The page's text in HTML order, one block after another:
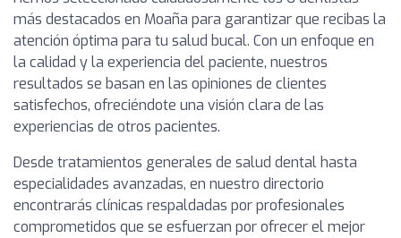
más destacados en Moaña para garantizar que recibas la
atención óptima para tu salud bucal. Con un enfoque en
la calidad y la experiencia del paciente, nuestros
resultados se basan en las opiniones de clientes
satisfechos, ofreciéndote una visión clara de las
experiencias de otros pacientes.
Desde tratamientos generales de salud dental hasta
especialidades avanzadas, en nuestro directorio
encontrarás clínicas respaldadas por profesionales
comprometidos que se esfuerzan por ofrecer el mejor